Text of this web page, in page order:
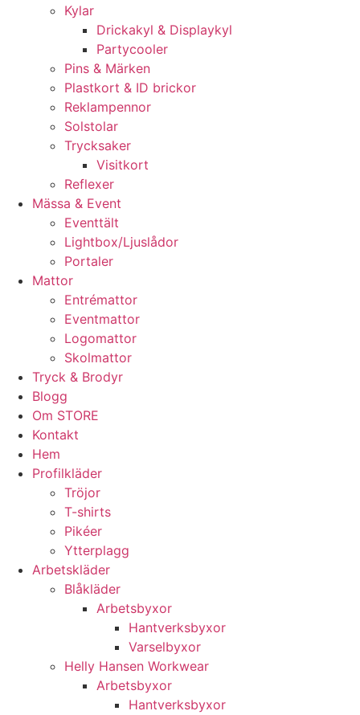
Kylar
Drickakyl & Displaykyl
Partycooler
Pins & Märken
Plastkort & ID brickor
Reklampennor
Solstolar
Trycksaker
Visitkort
Reflexer
Mässa & Event
Eventtält
Lightbox/Ljuslådor
Portaler
Mattor
Entrémattor
Eventmattor
Logomattor
Skolmattor
Tryck & Brodyr
Blogg
Om STORE
Kontakt
Hem
Profilkläder
Tröjor
T-shirts
Pikéer
Ytterplagg
Arbetskläder
Blåkläder
Arbetsbyxor
Hantverksbyxor
Varselbyxor
Helly Hansen Workwear
Arbetsbyxor
Hantverksbyxor